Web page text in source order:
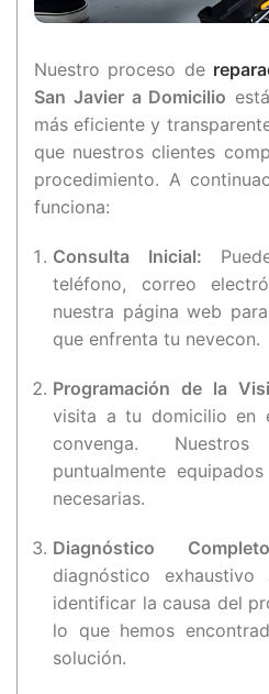
Nuestro proceso de
San Javier a Domicilio
más eficiente y
que nuestros clientes
procedimiento. A
funciona:
Consulta Inicial:
teléfono, correo
nuestra página web
que enfrenta tu nevecon.
Programación de la
visita a tu domicilio en
convenga.
puntualmente
necesarias.
Diagnóstico
diagnóstico
identificar la causa del
lo que hemos
solución.